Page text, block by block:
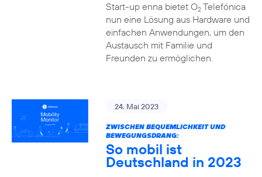
Start-up enna bietet O2Telefónica
nun eine Lösung aus Hardware und
einfachen Anwendungen, um den
Austausch mit Familie und
Freunden zu ermöglichen.
24. Mai 2023
ZWISCHEN BEQUEMLICHKEIT UND
BEWEGUNGSDRANG:
So mobil ist
Deutschland in 2023